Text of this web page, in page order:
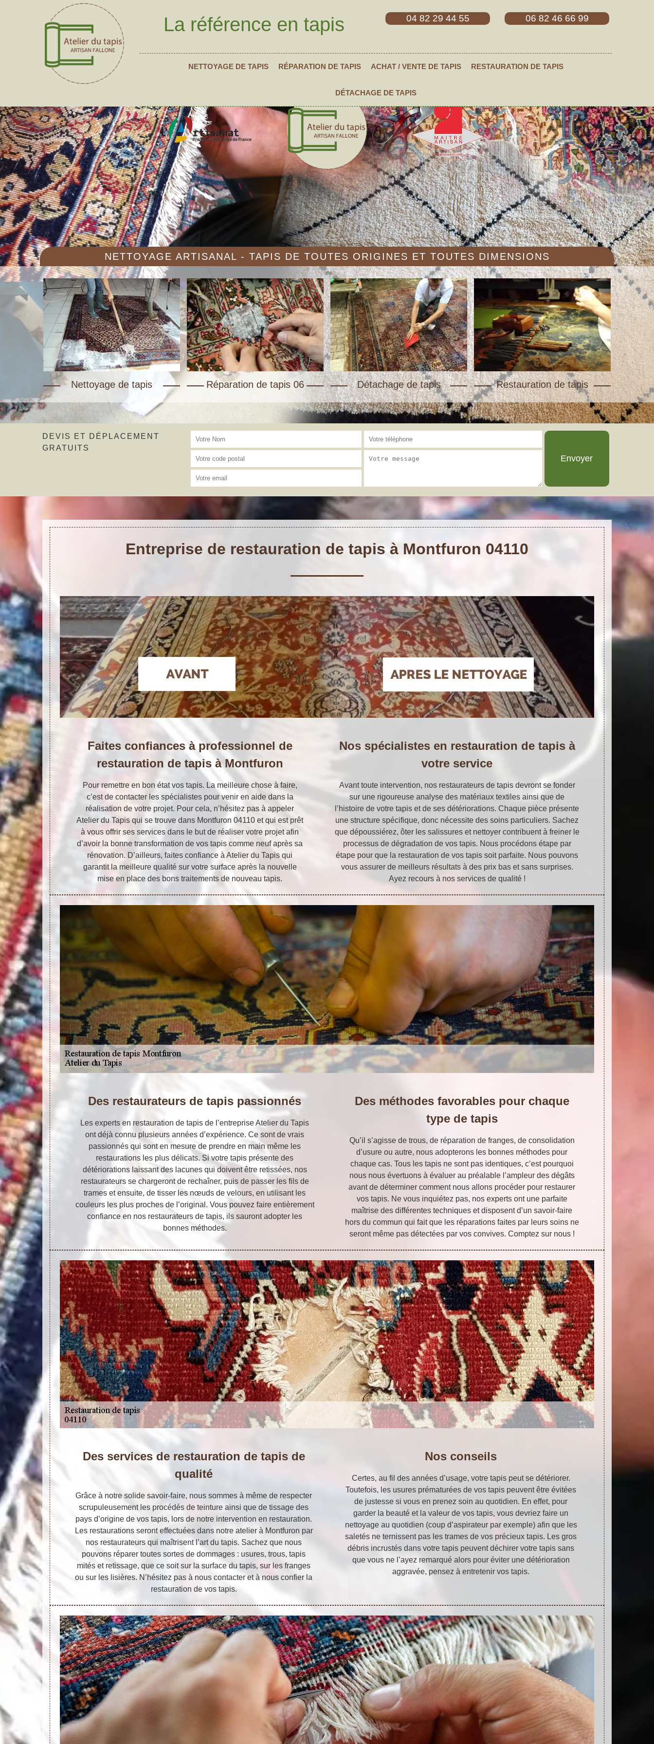
La référence en tapis 04 82 29 44 55 06 82 46 66 99
NETTOYAGE DE TAPIS RÉPARATION DE TAPIS ACHAT / VENTE DE TAPIS RESTAURATION DE TAPIS
DÉTACHAGE DE TAPIS
NETTOYAGE ARTISANAL - TAPIS DE TOUTES ORIGINES ET TOUTES DIMENSIONS
Nettoyage de tapis Réparation de tapis 06 Détachage de tapis Restauration de tapis
DEVIS ET DÉPLACEMENT
GRATUITS
Entreprise de restauration de tapis à Montfuron 04110
Faites confiances à professionnel de
restauration de tapis à Montfuron
Pour remettre en bon état vos tapis. La meilleure chose à faire,
c’est de contacter les spécialistes pour venir en aide dans la
réalisation de votre projet. Pour cela, n’hésitez pas à appeler
Atelier du Tapis qui se trouve dans Montfuron 04110 et qui est prêt
à vous offrir ses services dans le but de réaliser votre projet afin
d’avoir la bonne transformation de vos tapis comme neuf après sa
rénovation. D’ailleurs, faites confiance à Atelier du Tapis qui
garantit la meilleure qualité sur votre surface après la nouvelle
mise en place des bons traitements de nouveau tapis.
Nos spécialistes en restauration de tapis à
votre service
Avant toute intervention, nos restaurateurs de tapis devront se fonder
sur une rigoureuse analyse des matériaux textiles ainsi que de
l’histoire de votre tapis et de ses détériorations. Chaque pièce présente
une structure spécifique, donc nécessite des soins particuliers. Sachez
que dépoussiérez, ôter les salissures et nettoyer contribuent à freiner le
processus de dégradation de vos tapis. Nous procédons étape par
étape pour que la restauration de vos tapis soit parfaite. Nous pouvons
vous assurer de meilleurs résultats à des prix bas et sans surprises.
Ayez recours à nos services de qualité !
Des restaurateurs de tapis passionnés
Les experts en restauration de tapis de l’entreprise Atelier du Tapis
ont déjà connu plusieurs années d’expérience. Ce sont de vrais
passionnés qui sont en mesure de prendre en main même les
restaurations les plus délicats. Si votre tapis présente des
détériorations laissant des lacunes qui doivent être retissées, nos
restaurateurs se chargeront de rechaîner, puis de passer les fils de
trames et ensuite, de tisser les nœuds de velours, en utilisant les
couleurs les plus proches de l’original. Vous pouvez faire entièrement
confiance en nos restaurateurs de tapis, ils sauront adopter les
bonnes méthodes.
Des méthodes favorables pour chaque
type de tapis
Qu’il s’agisse de trous, de réparation de franges, de consolidation
d’usure ou autre, nous adopterons les bonnes méthodes pour
chaque cas. Tous les tapis ne sont pas identiques, c’est pourquoi
nous nous évertuons à évaluer au préalable l’ampleur des dégâts
avant de déterminer comment nous allons procéder pour restaurer
vos tapis. Ne vous inquiétez pas, nos experts ont une parfaite
maîtrise des différentes techniques et disposent d’un savoir-faire
hors du commun qui fait que les réparations faites par leurs soins ne
seront même pas détectées par vos convives. Comptez sur nous !
Des services de restauration de tapis de
qualité
Grâce à notre solide savoir-faire, nous sommes à même de respecter
scrupuleusement les procédés de teinture ainsi que de tissage des
pays d’origine de vos tapis, lors de notre intervention en restauration.
Les restaurations seront effectuées dans notre atelier à Montfuron par
nos restaurateurs qui maîtrisent l’art du tapis. Sachez que nous
pouvons réparer toutes sortes de dommages : usures, trous, tapis
mités et retissage, que ce soit sur la surface du tapis, sur les franges
ou sur les lisières. N’hésitez pas à nous contacter et à nous confier la
restauration de vos tapis.
Nos conseils
Certes, au fil des années d’usage, votre tapis peut se détériorer.
Toutefois, les usures prématurées de vos tapis peuvent être évitées
de justesse si vous en prenez soin au quotidien. En effet, pour
garder la beauté et la valeur de vos tapis, vous devriez faire un
nettoyage au quotidien (coup d’aspirateur par exemple) afin que les
saletés ne ternissent pas les trames de vos précieux tapis. Les gros
débris incrustés dans votre tapis peuvent déchirer votre tapis sans
que vous ne l’ayez remarqué alors pour éviter une détérioration
aggravée, pensez à entretenir vos tapis.